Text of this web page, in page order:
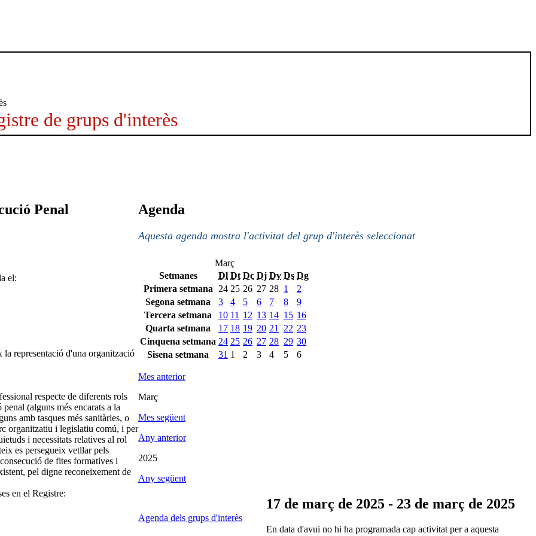
de grups d'interès
Penal
el:
la representació d'una organització
respecte de diferents rols
(alguns més encarats a la
amb tasques més sanitàries, o
organitzatiu i legislatiu comú, i per
i necessitats relatives al rol
es persegueix vetllar pels
de fites formatives i
pel digne reconeixement de
en el Registre:
Agenda
Aquesta agenda mostra l'activitat del grup d'interès seleccionat
Març
Setmanes
Dl Dt Dc Dj Dv Ds Dg
Primera setmana
24 25 26 27 28 1
2
Segona setmana
3 4 5 6 7 8
9
Tercera setmana
10 11 12 13 14 15 16
Quarta setmana
17 18 19 20 21 22 23
Cinquena setmana 24 25 26 27 28 29 30
Sisena setmana
31 1 2 3 4 5 6
Mes anterior
Març
Mes següent
Any anterior
2025
Any següent
Agenda dels grups d'interès
17 de març de 2025 - 23 de març de 2025
En data d'avui no hi ha programada cap activitat per a aquesta